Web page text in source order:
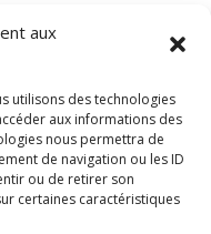
aux
utilisons des technologies
aux informations des
nous permettra de
de navigation ou les ID
ou de retirer son
certaines caractéristiques